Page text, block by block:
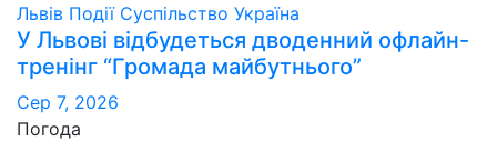
Львів Події Суспільство Україна
У Львові відбудеться дводенний офлайн-
тренінг “Громада майбутнього”
Сер 7, 2026
Погода